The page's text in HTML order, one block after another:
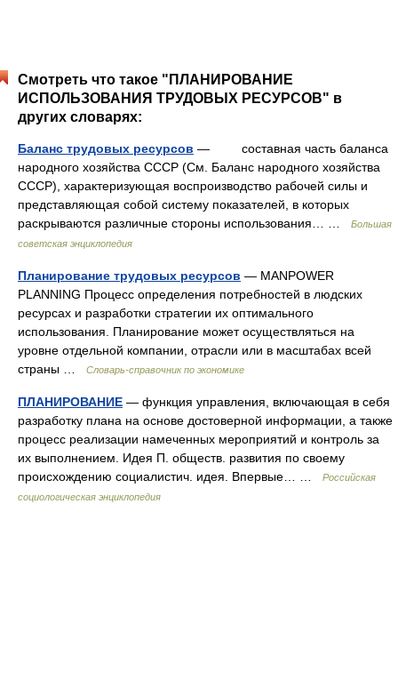
Смотреть что такое "ПЛАНИРОВАНИЕ
ИСПОЛЬЗОВАНИЯ ТРУДОВЫХ РЕСУРСОВ" в
других словарях:
Баланс трудовых ресурсов — составная часть баланса
народного хозяйства СССР (См. Баланс народного хозяйства
СССР), характеризующая воспроизводство рабочей силы и
представляющая собой систему показателей, в которых
раскрываются различные стороны использования… …
Большая
советская энциклопедия
Планирование трудовых ресурсов — MANPOWER
PLANNING Процесс определения потребностей в людских
ресурсах и разработки стратегии их оптимального
использования. Планирование может осуществляться на
уровне отдельной компании, отрасли или в масштабах всей
страны …
Словарь-справочник по экономике
ПЛАНИРОВАНИЕ — функция управления, включающая в себя
разработку плана на основе достоверной информации, а также
процесс реализации намеченных мероприятий и контроль за
их выполнением. Идея П. обществ. развития по своему
происхождению социалистич. идея. Впервые… …
Российская
социологическая энциклопедия